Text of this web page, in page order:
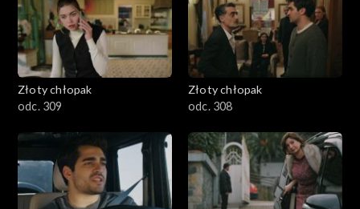
Złoty chłopak
odc. 309
Złoty chłopak
odc. 308